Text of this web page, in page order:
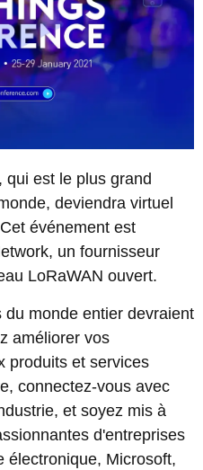
qui est le plus grand
deviendra virtuel
événement est
un fournisseur
LoRaWAN ouvert.
monde entier devraient
améliorer vos
produits et services
connectez-vous avec
et soyez mis à
d'entreprises
électronique, Microsoft,